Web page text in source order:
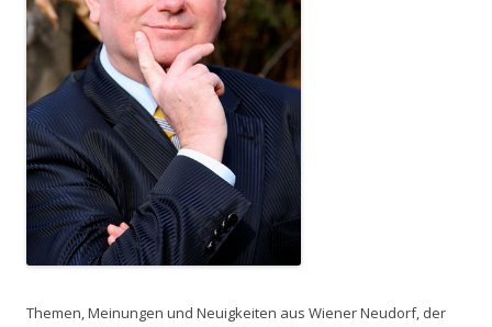
Themen, Meinungen und Neuigkeiten aus Wiener Neudorf, der